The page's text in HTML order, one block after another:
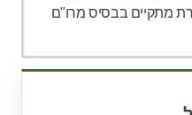
מתקיים בבסיס מרו"ם